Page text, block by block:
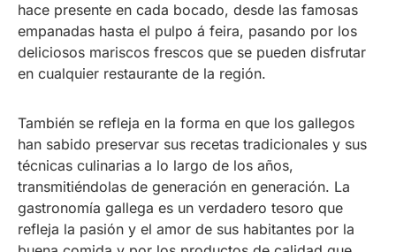
hace presente en cada bocado, desde las famosas
empanadas hasta el pulpo á feira, pasando por los
deliciosos mariscos frescos que se pueden disfrutar
en cualquier restaurante de la región.
También se refleja en la forma en que los gallegos
han sabido preservar sus recetas tradicionales y sus
técnicas culinarias a lo largo de los años,
transmitiéndolas de generación en generación. La
gastronomía gallega es un verdadero tesoro que
refleja la pasión y el amor de sus habitantes por la